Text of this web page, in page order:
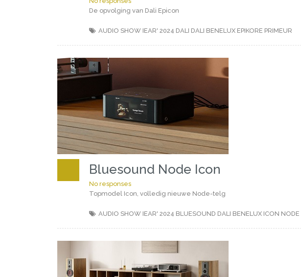
De opvolging van Dali Epicon
AUDIO SHOW IEAR' 2024 DALI DALI BENELUX EPIKORE PRIMEUR
Bluesound Node Icon
No responses
Topmodel Icon, volledig nieuwe Node-telg
AUDIO SHOW IEAR' 2024 BLUESOUND DALI BENELUX ICON NODE